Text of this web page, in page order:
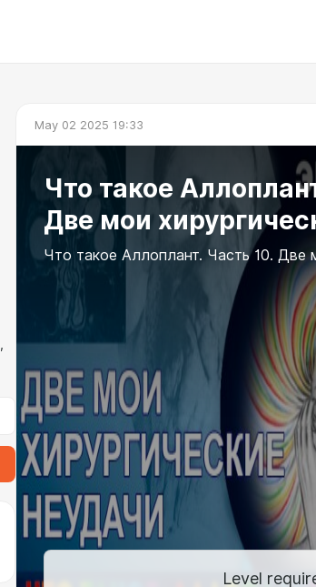
May 02 2025 19:33
Что такое
Две мои
Что такое Аллоплант. Часть 10. Две
Level